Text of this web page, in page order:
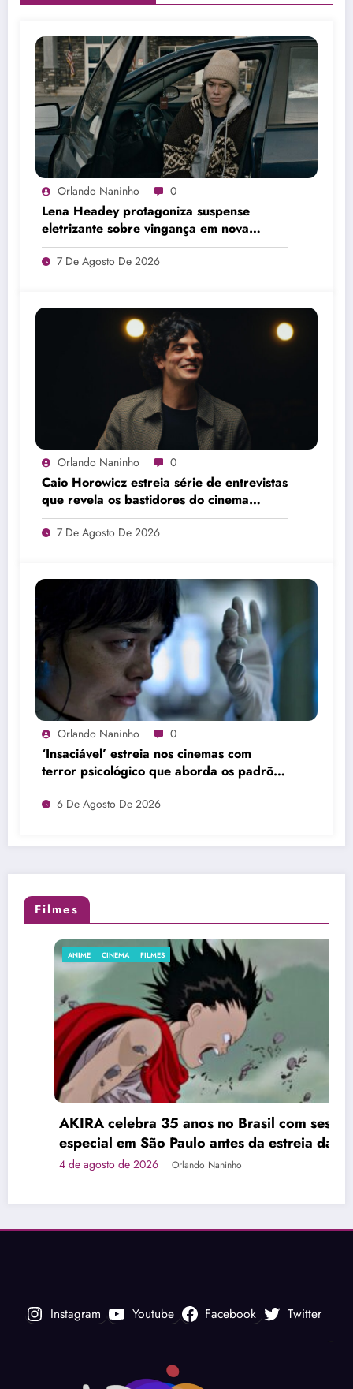
Orlando Naninho 0
Lena Headey protagoniza suspense
eletrizante sobre vingança em nova
estreia do Adrenalina Pura+
7 De Agosto De 2026
Orlando Naninho 0
Caio Horowicz estreia série de entrevistas
que revela os bastidores do cinema
brasileiro
7 De Agosto De 2026
Orlando Naninho 0
‘Insaciável’ estreia nos cinemas com
terror psicológico que aborda os padrões
de beleza
6 De Agosto De 2026
Filmes
ANIME CINEMA FILMES
AKIRA celebra 35 anos no Brasil com sessão
especial em São Paulo antes da estreia da
versão em 4K
4 de agosto de 2026 Orlando Naninho
Instagram Youtube Facebook Twitter